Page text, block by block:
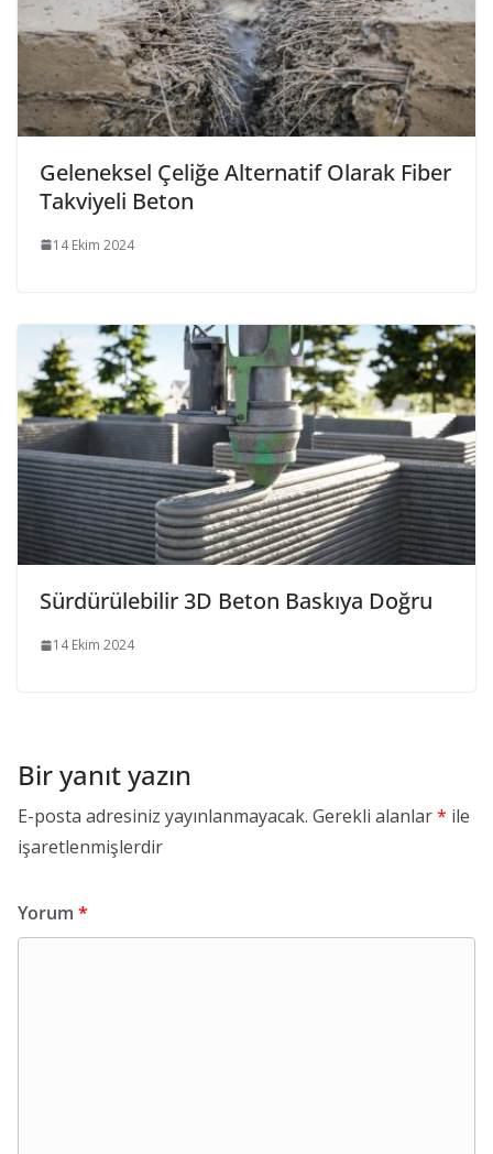
Geleneksel Çeliğe Alternatif Olarak Fiber
Takviyeli Beton
14 Ekim 2024
Sürdürülebilir 3D Beton Baskıya Doğru
14 Ekim 2024
Bir yanıt yazın
E-posta adresiniz yayınlanmayacak. Gerekli alanlar* ile
işaretlenmişlerdir
Yorum *